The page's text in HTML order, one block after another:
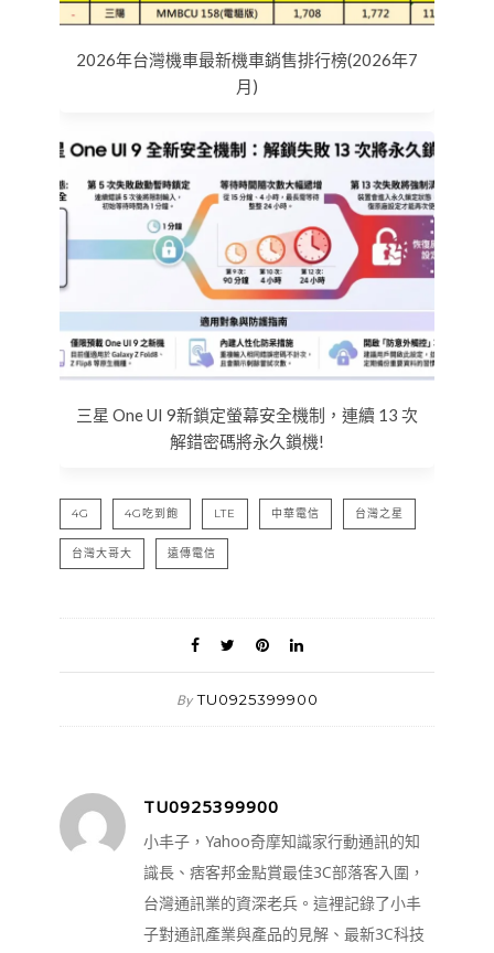
2026年台灣機車最新機車銷售排行榜(2026年7
月)
三星 One UI 9新鎖定螢幕安全機制，連續 13 次
解錯密碼將永久鎖機!
4G 4G吃到飽 LTE 中華電信 台灣之星
台灣大哥大 遠傳電信
By TU0925399900
TU0925399900
小丰子，Yahoo奇摩知識家行動通訊的知
識長、痞客邦金點賞最佳3C部落客入圍，
台灣通訊業的資深老兵。這裡記錄了小丰
子對通訊產業與產品的見解、最新3C科技